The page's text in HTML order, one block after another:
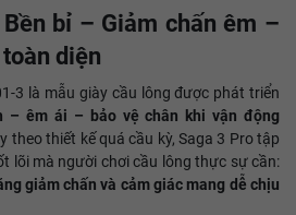
bỉ – Giảm chấn êm –
diện
3 là mẫu giày cầu lông được phát triển
– êm ái – bảo vệ chân khi vận động
theo thiết kế quá cầu kỳ, Saga 3 Pro tập
lõi mà người chơi cầu lông thực sự cần:
giảm chấn và cảm giác mang dễ chịu